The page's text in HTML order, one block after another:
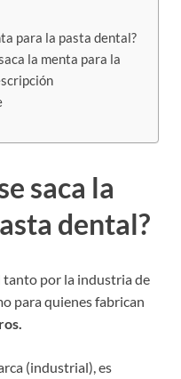
para la pasta dental?
la menta para la
saca la
dental?
tanto por la industria de
para quienes fabrican
(industrial), es